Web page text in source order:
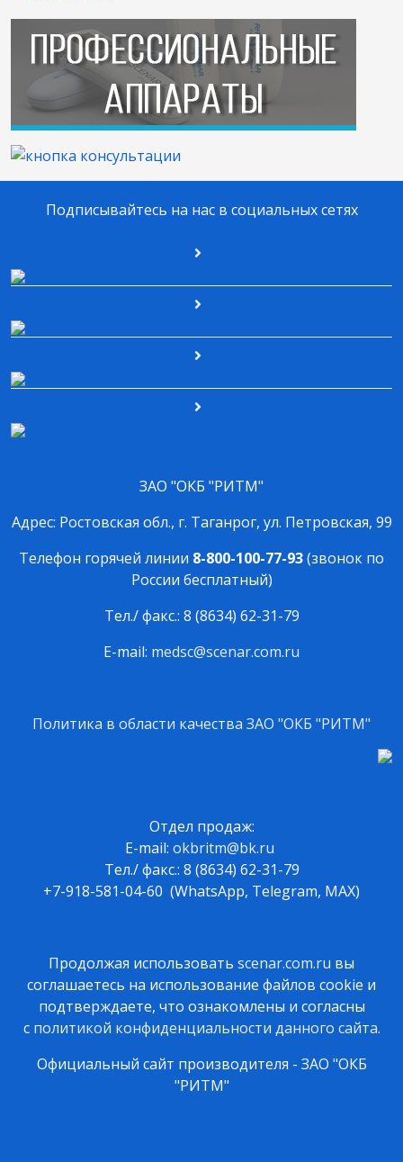
Подписывайтесь на нас в социальных сетях
ЗАО "ОКБ "РИТМ"
Адрес: Ростовская обл., г. Таганрог, ул. Петровская, 99
Телефон горячей линии 8-800-100-77-93(звонок по
России бесплатный)
Тел./ факс.: 8 (8634) 62-31-79
E-mail: medsc@scenar.com.ru
Политика в области качества ЗАО "ОКБ "РИТМ"
Отдел продаж:
E-mail: okbritm@bk.ru
Тел./ факс.: 8 (8634) 62-31-79
+7-918-581-04-60 (WhatsApp, Telegram, MAX)
Продолжая использовать scenar.com.ru вы
соглашаетесь на использование файлов cookie и
подтверждаете, что ознакомлены и согласны
с политикой конфиденциальности данного сайта.
Официальный сайт производителя - ЗАО "ОКБ
"РИТМ"